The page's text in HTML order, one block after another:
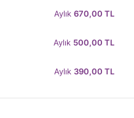
Aylık 670,00 TL
Aylık 500,00 TL
Aylık 390,00 TL